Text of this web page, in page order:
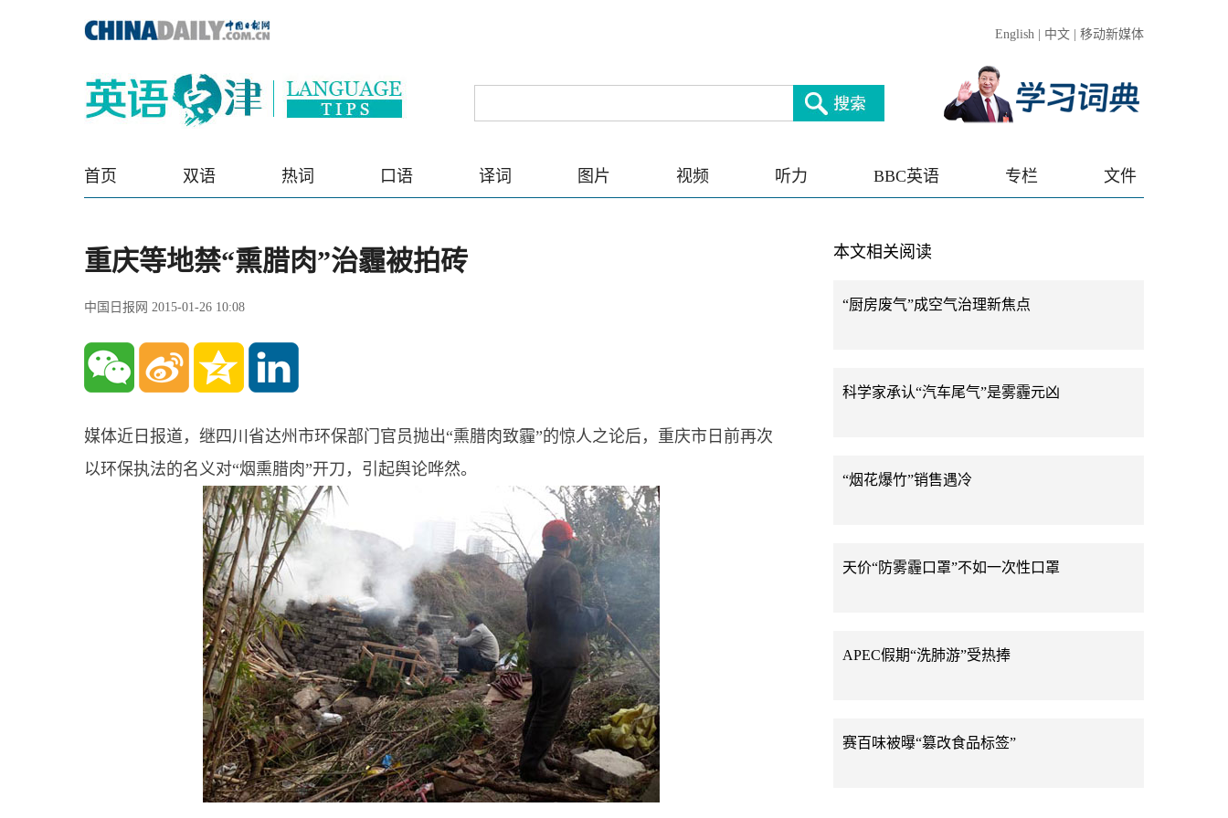
English 中文 移动新媒体
首页 双语 热词 口语 译词 图片 视频 听力 BBC英语 专栏 文件
重庆等地禁“熏腊肉”治霾被拍砖
中国日报网 2015-01-26 10:08
媒体近日报道，继四川省达州市环保部门官员抛出“熏腊肉致霾”的惊人之论后，重庆市日前再次
以环保执法的名义对“烟熏腊肉”开刀，引起舆论哗然。
本文相关阅读
“厨房废气”成空气治理新焦点
科学家承认“汽车尾气”是雾霾元凶
“烟花爆竹”销售遇冷
天价“防雾霾口罩”不如一次性口罩
APEC假期“洗肺游”受热捧
赛百味被曝“篡改食品标签”